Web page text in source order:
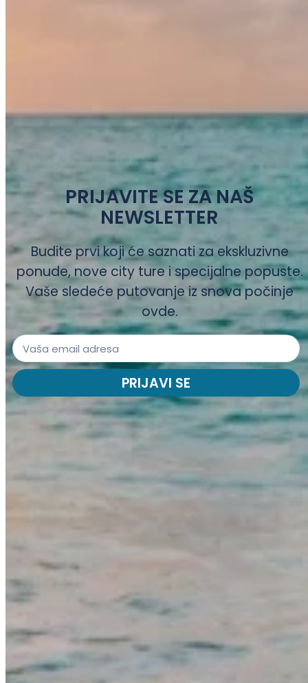
PRIJAVITE SE ZA NAŠ
NEWSLETTER
Budite prvi koji će saznati za ekskluzivne
ponude, nove city ture i specijalne popuste.
Vaše sledeće putovanje iz snova počinje
ovde.
PRIJAVI SE